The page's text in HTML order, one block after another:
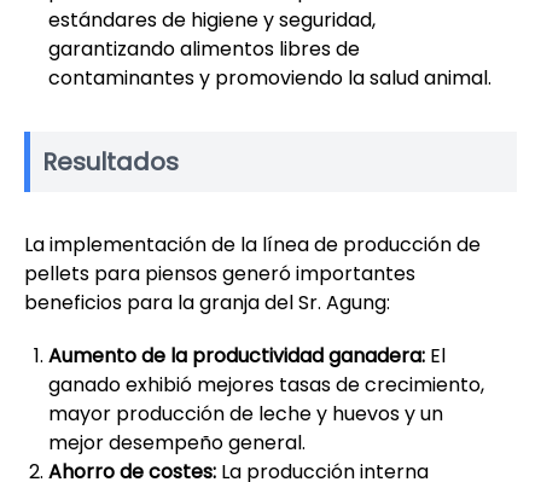
estándares de higiene y seguridad,
garantizando alimentos libres de
contaminantes y promoviendo la salud animal.
Resultados
La implementación de la línea de producción de
pellets para piensos generó importantes
beneficios para la granja del Sr. Agung:
Aumento de la productividad ganadera: El
ganado exhibió mejores tasas de crecimiento,
mayor producción de leche y huevos y un
mejor desempeño general.
Ahorro de costes: La producción interna